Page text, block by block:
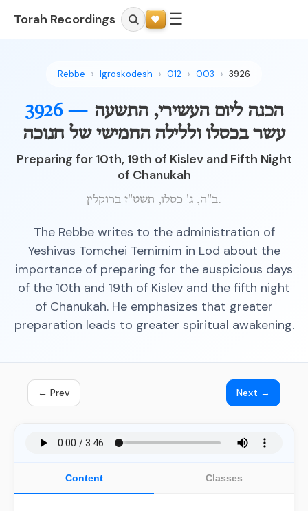
Torah Recordings ☰
Rebbe Igroskodesh 012 003 3926
3926 — הכנה ליום העשירי, התשעה
עשר בכסלו וללילה החמישי של חנוכה
Preparing for 10th, 19th of Kislev and Fifth Night
of Chanukah
ב"ה, ג' כסלו, תשט"ז ברוקלין.
The Rebbe writes to the administration of
Yeshivas Tomchei Temimim in Lod about the
importance of preparing for the auspicious days
of the 10th and 19th of Kislev and the fifth night
of Chanukah. He emphasizes that greater
preparation leads to greater spiritual awakening.
← Prev Next →
Content Classes